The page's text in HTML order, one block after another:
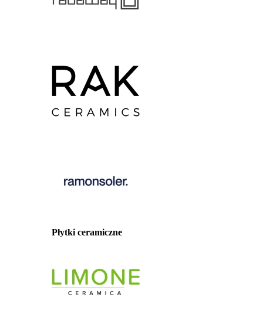
Płytki ceramiczne